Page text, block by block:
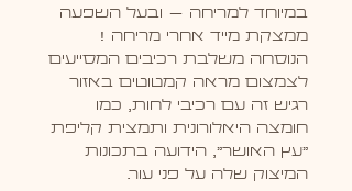
במיוחד למריחה – ובעל השפעה
ממצקת מייד אחרי מריחה !
הנוסחה משלבת רכיבים המסייעים
לצמצום מראה קמטוטים באזור
רגיש זה עם רכיבי לחות, כמו
חומצה היאלורונית ותמצית קליפת
"עץ האושר", הידועה בתכונות
המיצוק שלה על פני עור.